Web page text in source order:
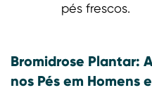
pés frescos.
Bromidrose Plantar:
nos Pés em Homens